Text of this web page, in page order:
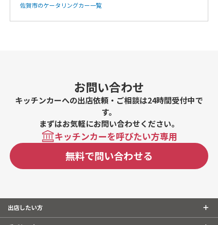
佐賀市のケータリングカー一覧
お問い合わせ
キッチンカーへの出店依頼・ご相談は24時間受付中で
す。
まずはお気軽にお問い合わせください。
キッチンカーを呼びたい方専用
無料で問い合わせる
出店したい方